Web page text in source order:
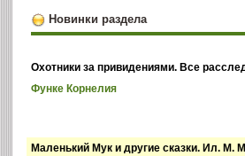
Новинки раздела
Охотники за привидениями. Все
Функе Корнелия
Маленький Мук и другие сказки. Ил. М.